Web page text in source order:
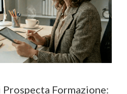
Formazione: